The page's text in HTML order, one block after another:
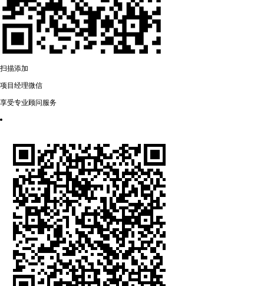
扫描添加
项目经理微信
享受专业顾问服务